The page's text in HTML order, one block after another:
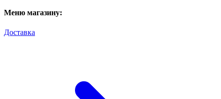
Меню магазину:
Доставка